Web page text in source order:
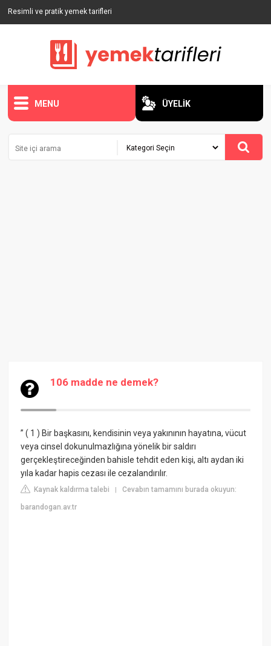
Resimli ve pratik yemek tarifleri
MENU ÜYELİK
106 madde ne demek?
” ( 1 ) Bir başkasını, kendisinin veya yakınının hayatına, vücut
veya cinsel dokunulmazlığına yönelik bir saldırı
gerçekleştireceğinden bahisle tehdit eden kişi, altı aydan iki
yıla kadar hapis cezası ile cezalandırılır.
Kaynak kaldırma talebi |Cevabın tamamını burada okuyun:
barandogan.av.tr